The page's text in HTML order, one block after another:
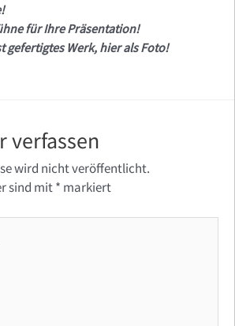
für Ihre Präsentation!
gefertigtes Werk, hier als Foto!
verfassen
wird nicht veröffentlicht.
sind mit* markiert